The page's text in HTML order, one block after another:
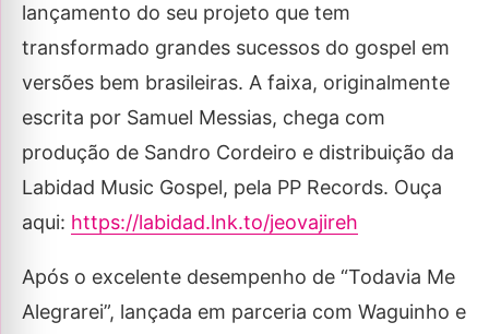
lançamento do seu projeto que tem
transformado grandes sucessos do gospel em
versões bem brasileiras. A faixa, originalmente
escrita por Samuel Messias, chega com
produção de Sandro Cordeiro e distribuição da
Labidad Music Gospel, pela PP Records. Ouça
aqui: https://labidad.lnk.to/jeovajireh
Após o excelente desempenho de “Todavia Me
Alegrarei”, lançada em parceria com Waguinho e